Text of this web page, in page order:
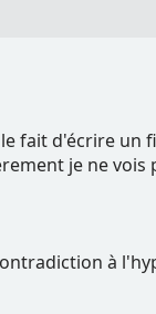
fait d'écrire un
je ne
à